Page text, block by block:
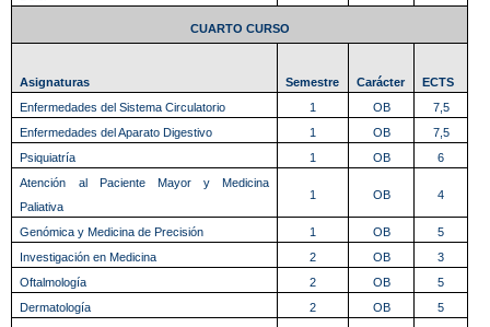
CUARTO CURSO
Asignaturas Semestre Carácter
ECTS
Enfermedades del Sistema Circulatorio
1 OB
7,5
Enfermedades del Aparato Digestivo
1 OB
7,5
Psiquiatría
1 OB
6
Atención al Paciente Mayor y Medicina
Paliativa
1 OB 4
Genómica y Medicina de Precisión 1 OB
5
Investigación en Medicina
2 OB
3
Oftalmología
2 OB
5
Dermatología
2 OB
5